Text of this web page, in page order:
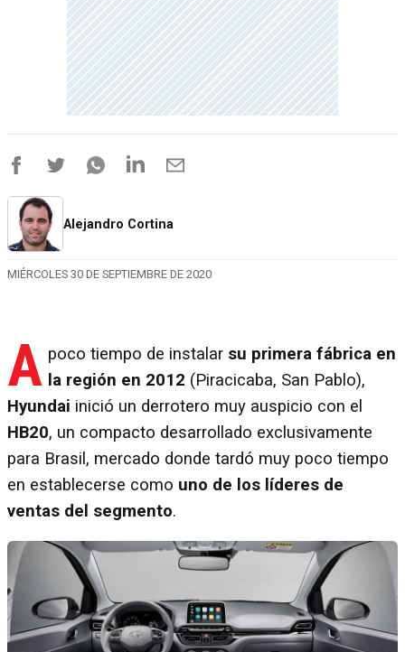
Alejandro Cortina
MIÉRCOLES 30 DE SEPTIEMBRE DE 2020
A poco tiempo de instalar su primera fábrica en
la región en 2012 (Piracicaba, San Pablo),
Hyundai inició un derrotero muy auspicio con el
HB20, un compacto desarrollado exclusivamente
para Brasil, mercado donde tardó muy poco tiempo
en establecerse como uno de los líderes de
ventas del segmento.